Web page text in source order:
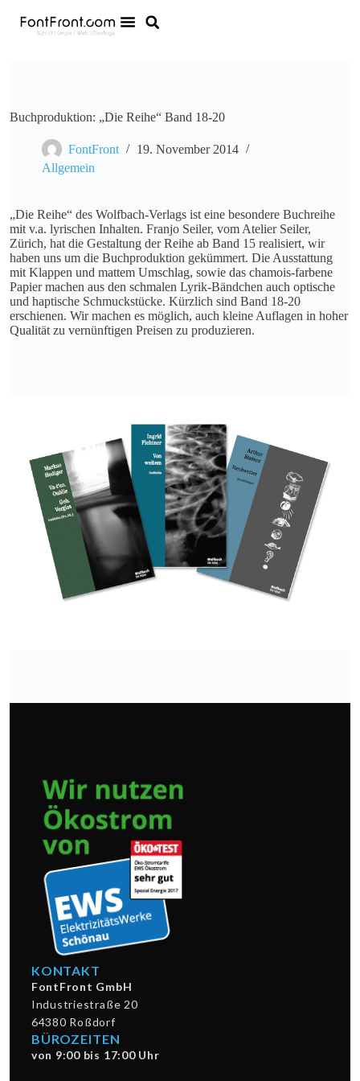
Buchproduktion: „Die Reihe“ Band 18-20
FontFront
19. November 2014
Allgemein
„Die Reihe“ des Wolfbach-Verlags ist eine besondere Buchreihe
mit v.a. lyrischen Inhalten. Franjo Seiler, vom Atelier Seiler,
Zürich, hat die Gestaltung der Reihe ab Band 15 realisiert, wir
haben uns um die Buchproduktion gekümmert. Die Ausstattung
mit Klappen und mattem Umschlag, sowie das chamois-farbene
Papier machen aus den schmalen Lyrik-Bändchen auch optische
und haptische Schmuckstücke. Kürzlich sind Band 18-20
erschienen. Wir machen es möglich, auch kleine Auflagen in hoher
Qualität zu vernünftigen Preisen zu produzieren.
KONTAKT
FontFront GmbH
Industriestraße 20
64380 Roßdorf
BÜROZEITEN
von 9:00 bis 17:00 Uhr